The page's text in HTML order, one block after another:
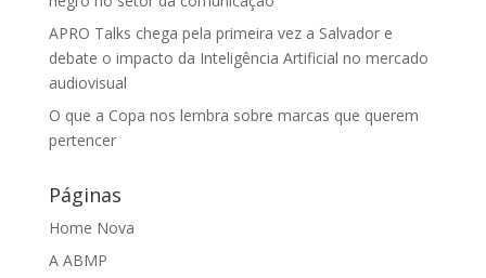
APRO Talks chega pela primeira vez a Salvador e
debate o impacto da Inteligência Artificial no mercado
audiovisual
O que a Copa nos lembra sobre marcas que querem
pertencer
Páginas
Home Nova
A ABMP